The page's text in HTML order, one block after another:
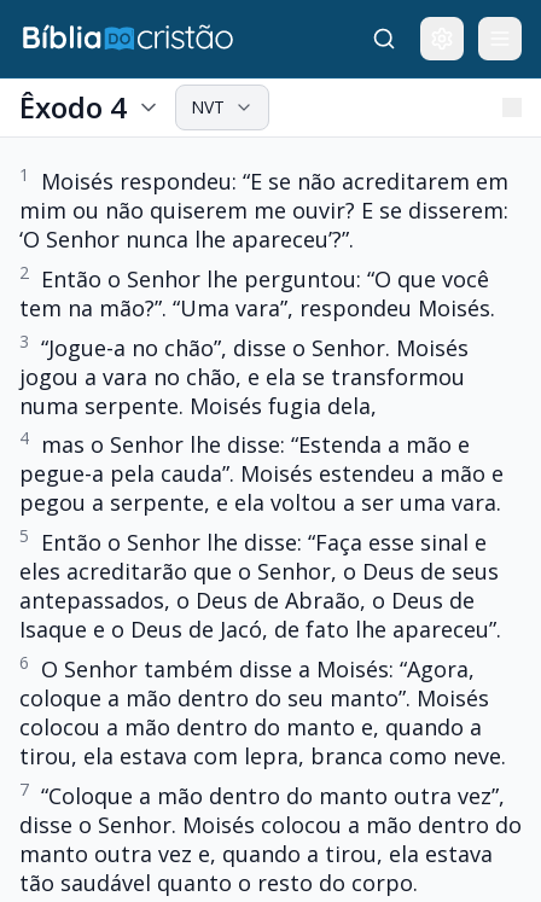
Êxodo 4 NVT
1
Moisés respondeu: “E se não acreditarem em
mim ou não quiserem me ouvir? E se disserem:
‘O Senhor nunca lhe apareceu’?”.
2
Então o Senhor lhe perguntou: “O que você
tem na mão?”. “Uma vara”, respondeu Moisés.
3 “Jogue-a no chão”, disse o Senhor. Moisés
jogou a vara no chão, e ela se transformou
numa serpente. Moisés fugia dela,
4
mas o Senhor lhe disse: “Estenda a mão e
pegue-a pela cauda”. Moisés estendeu a mão e
pegou a serpente, e ela voltou a ser uma vara.
5
Então o Senhor lhe disse: “Faça esse sinal e
eles acreditarão que o Senhor, o Deus de seus
antepassados, o Deus de Abraão, o Deus de
Isaque e o Deus de Jacó, de fato lhe apareceu”.
6
O Senhor também disse a Moisés: “Agora,
coloque a mão dentro do seu manto”. Moisés
colocou a mão dentro do manto e, quando a
tirou, ela estava com lepra, branca como neve.
7 “Coloque a mão dentro do manto outra vez”,
disse o Senhor. Moisés colocou a mão dentro do
manto outra vez e, quando a tirou, ela estava
tão saudável quanto o resto do corpo.